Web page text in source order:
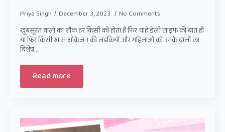
Priya Singh December 3, 2023 No Comments
खूबसूरत बालों का शौक हर किसी को होता है फिर चाहे डेली लाइफ की बात हो
या फिर किसी खास ओकेजन की लड़कियों और महिलाओं को उनके बालों का
विशेष…
Read more